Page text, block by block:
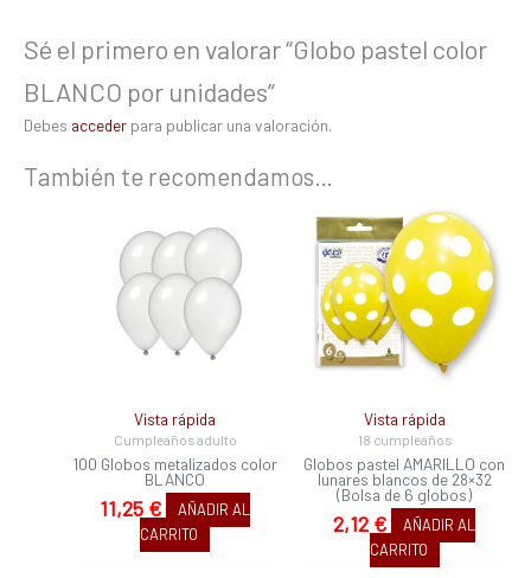
Sé el primero en valorar “Globo pastel color
BLANCO por unidades”
Debes acceder para publicar una valoración.
También te recomendamos…
Vista rápida
Cumpleaños adulto
100 Globos metalizados color
BLANCO
11,25 €
AÑADIR AL
CARRITO
Vista rápida
18 cumpleaños
Globos pastel AMARILLO con
lunares blancos de 28×32
(Bolsa de 6 globos)
2,12 €
AÑADIR AL
CARRITO